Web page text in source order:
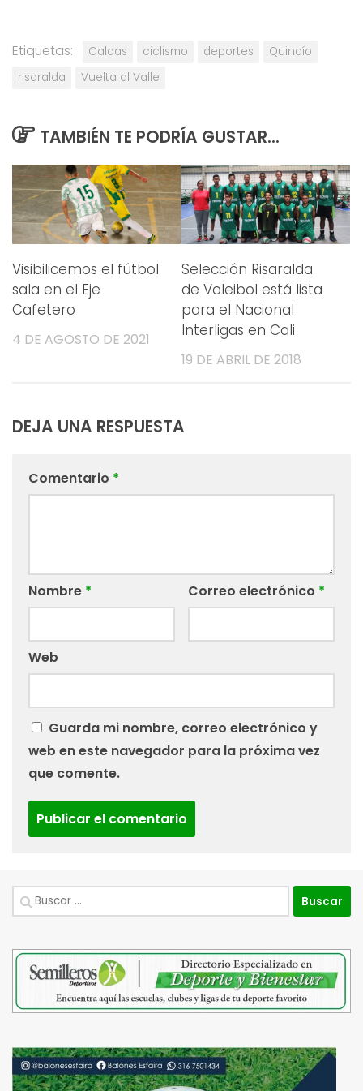
Etiquetas: Caldas ciclismo deportes
Quindío
risaralda
Vuelta al Valle
TAMBIÉN TE PODRÍA GUSTAR...
Visibilicemos el fútbol
sala en el Eje
Cafetero
4 DE AGOSTO DE 2021
Selección Risaralda
de Voleibol está lista
para el Nacional
Interligas en Cali
19 DE ABRIL DE 2018
DEJA UNA RESPUESTA
Comentario *
Nombre * Correo electrónico *
Web
Guarda mi nombre, correo electrónico y
web en este navegador para la próxima vez
que comente.
Buscar: